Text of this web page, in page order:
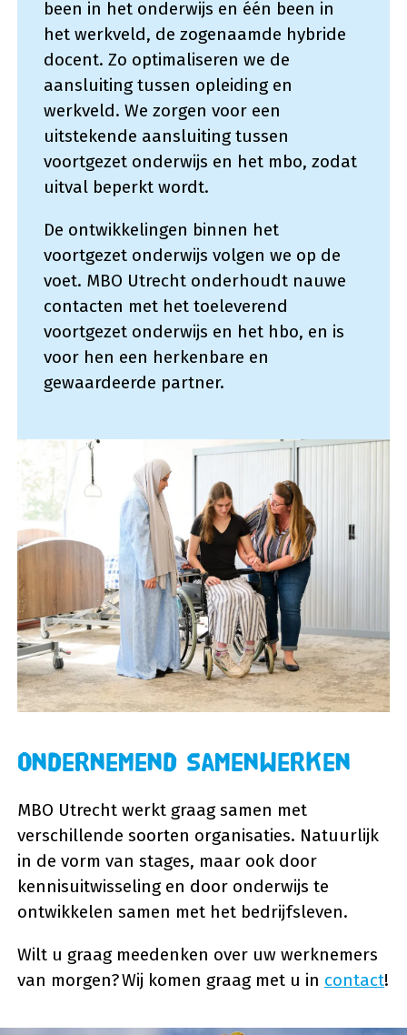
been in het onderwijs en één been in
het werkveld, de zogenaamde hybride
docent. Zo optimaliseren we de
aansluiting tussen opleiding en
werkveld. We zorgen voor een
uitstekende aansluiting tussen
voortgezet onderwijs en het mbo, zodat
uitval beperkt wordt.
De ontwikkelingen binnen het
voortgezet onderwijs volgen we op de
voet. MBO Utrecht onderhoudt nauwe
contacten met het toeleverend
voortgezet onderwijs en het hbo, en is
voor hen een herkenbare en
gewaardeerde partner.
Ondernemend samenwerken
MBO Utrecht werkt graag samen met
verschillende soorten organisaties. Natuurlijk
in de vorm van stages, maar ook door
kennisuitwisseling en door onderwijs te
ontwikkelen samen met het bedrijfsleven.
Wilt u graag meedenken over uw werknemers
van morgen? Wij komen graag met u in contact!